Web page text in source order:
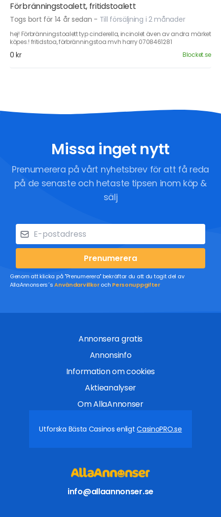
Förbränningstoalett, fritidstoalett
Togs bort för 14 år sedan - Till försäljning i 2 månader
hej! Förbränningstoalett typ cinderella, incinolet även av andra märket
köpes.! fritidstoa, förbränningstoa mvh harry 0708461281
0 kr Blocket.se
Missa inget nytt
Prenumerera på vårt nyhetsbrev för att få reda
på de senaste och hetaste tipsen inom köp &
sälj
Prenumerera
Genom att klicka på "Prenumerera" bekräftar du att du tagit del av
AllaAnnonsers´sAnvändarvillkoroch Personuppgifter
Annonsera gratis
Annonsinfo
Information om cookies
Aktieanalyser
Om AllaAnnonser
Utforska Bästa Casinos enligtCasinoPRO.se
info@allaannonser.se